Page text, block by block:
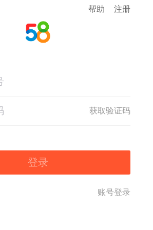
帮助 注册
获取验证码
登录
账号登录